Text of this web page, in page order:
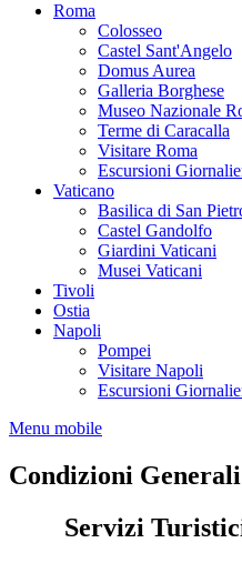
Roma
Colosseo
Castel Sant'Angelo
Domus Aurea
Galleria Borghese
Museo Nazionale
Terme di Caracalla
Visitare Roma
Escursioni
Vaticano
Basilica di San
Castel Gandolfo
Giardini Vaticani
Musei Vaticani
Tivoli
Ostia
Napoli
Pompei
Visitare Napoli
Escursioni
Menu mobile
Condizioni Generali
Servizi